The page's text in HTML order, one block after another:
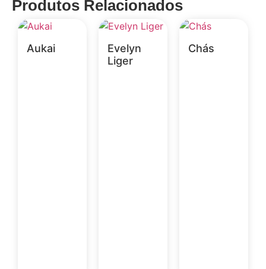
Produtos Relacionados
Aukai
Evelyn
Liger
Chás